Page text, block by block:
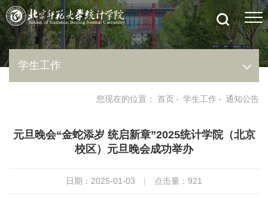
学生工作
您现在的位置： 首页- 学生工作- 通知公告
元旦晚会“金蛇添岁 统启新章”2025统计学院（北京
校区）元旦晚会成功举办
日期：2025-01-03 | 点击量： 921